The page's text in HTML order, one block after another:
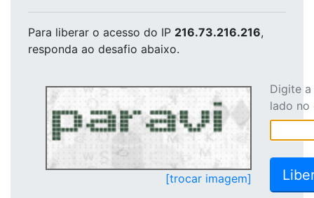
Para liberar o acesso do IP 216.73.216.216,
responda ao desafio abaixo.
[trocar imagem]
Digite
lado no